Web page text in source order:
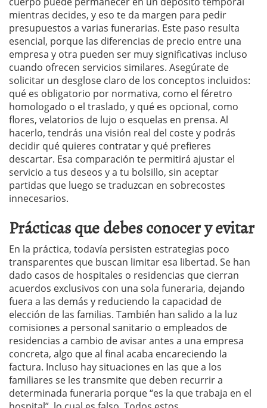
mientras decides, y eso te da margen para pedir
presupuestos a varias funerarias. Este paso resulta
esencial, porque las diferencias de precio entre una
empresa y otra pueden ser muy significativas incluso
cuando ofrecen servicios similares. Asegúrate de
solicitar un desglose claro de los conceptos incluidos:
qué es obligatorio por normativa, como el féretro
homologado o el traslado, y qué es opcional, como
flores, velatorios de lujo o esquelas en prensa. Al
hacerlo, tendrás una visión real del coste y podrás
decidir qué quieres contratar y qué prefieres
descartar. Esa comparación te permitirá ajustar el
servicio a tus deseos y a tu bolsillo, sin aceptar
partidas que luego se traduzcan en sobrecostes
innecesarios.
Prácticas que debes conocer y evitar
En la práctica, todavía persisten estrategias poco
transparentes que buscan limitar esa libertad. Se han
dado casos de hospitales o residencias que cierran
acuerdos exclusivos con una sola funeraria, dejando
fuera a las demás y reduciendo la capacidad de
elección de las familias. También han salido a la luz
comisiones a personal sanitario o empleados de
residencias a cambio de avisar antes a una empresa
concreta, algo que al final acaba encareciendo la
factura. Incluso hay situaciones en las que a los
familiares se les transmite que deben recurrir a
determinada funeraria porque “es la que trabaja en el